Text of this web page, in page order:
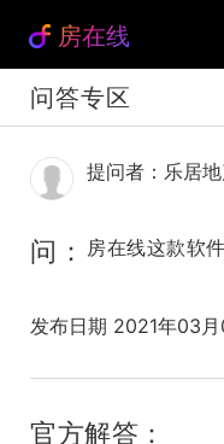
房在线
问答专区
提问者：乐居
问： 房在线这款软
发布日期 2021年03
官方解答：